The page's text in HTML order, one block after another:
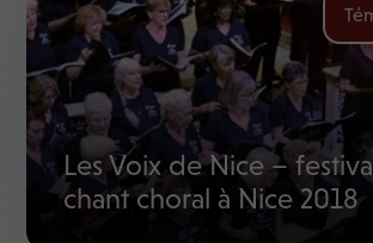
Les Voix de Nice –
chant choral à Nice 2018